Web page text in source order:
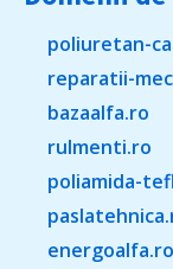
poliuretan-
reparatii-
bazaalfa.ro
rulmenti.ro
poliamida-
energoalfa.ro